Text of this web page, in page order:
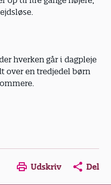
hverken går i dagpleje
over en tredjedel børn
Opens in a new window
Opens in a new
Opens in
Udskriv Del